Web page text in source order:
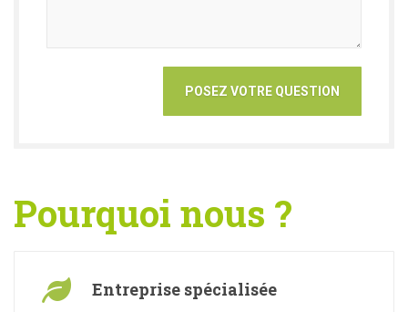
Pourquoi nous ?
Entreprise spécialisée